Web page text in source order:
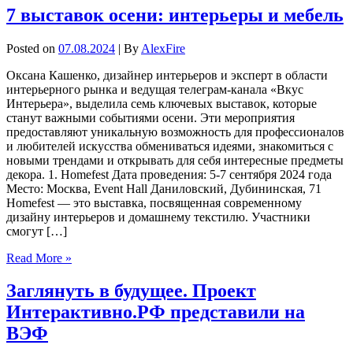
7 выставок осени: интерьеры и мебель
Posted on 07.08.2024 | By AlexFire
Оксана Кашенко, дизайнер интерьеров и эксперт в области
интерьерного рынка и ведущая телеграм-канала «Вкус
Интерьера», выделила семь ключевых выставок, которые
станут важными событиями осени. Эти мероприятия
предоставляют уникальную возможность для профессионалов
и любителей искусства обмениваться идеями, знакомиться с
новыми трендами и открывать для себя интересные предметы
декора. 1. Homefest Дата проведения: 5-7 сентября 2024 года
Место: Москва, Event Hall Даниловский, Дубининская, 71
Homefest — это выставка, посвященная современному
дизайну интерьеров и домашнему текстилю. Участники
смогут […]
Read More »
Заглянуть в будущее. Проект
Интерактивно.РФ представили на
ВЭФ